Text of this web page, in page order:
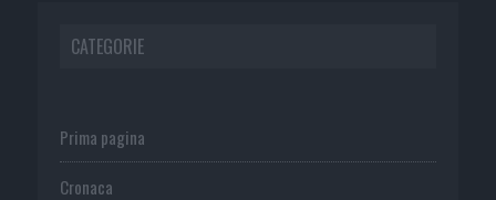
CATEGORIE
Prima pagina
Cronaca